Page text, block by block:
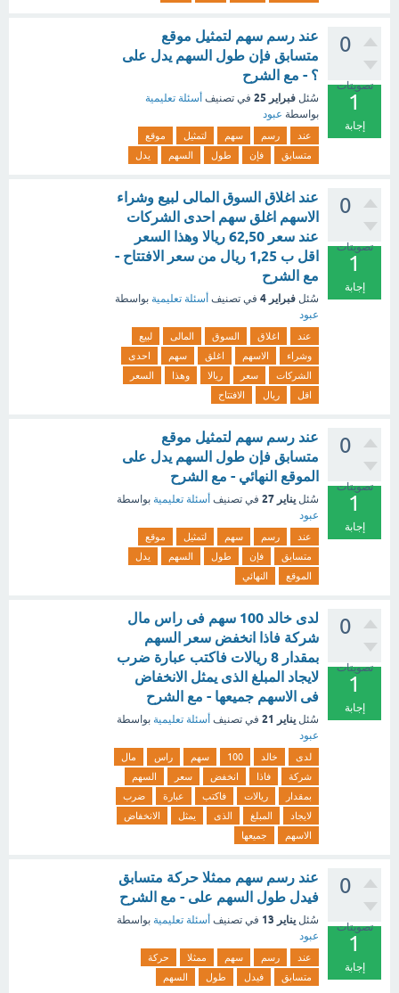
0
تصويتات
1
إجابة
عند رسم سهم لتمثيل موقع
متسابق فإن طول السهم يدل على
؟ - مع الشرح
سُئل فبراير 25 في تصنيف أسئلة تعليمية
بواسطة عبود
عند رسم سهم لتمثيل
موقع
متسابق
فإن طول السهم يدل
0
تصويتات
1
إجابة
عند اغلاق السوق المالى لبيع وشراء
الاسهم اغلق سهم احدى الشركات
عند سعر 62,50 ريالا وهذا السعر
اقل ب 1,25 ريال من سعر الافتتاح -
مع الشرح
سُئل فبراير 4 في تصنيف أسئلة تعليمية بواسطة
عبود
عند اغلاق السوق المالى
لبيع
وشراء
الاسهم اغلق سهم
احدى
الشركات
سعر ريالا وهذا
السعر
اقل
ريال الافتتاح
0
تصويتات
1
إجابة
عند رسم سهم لتمثيل موقع
متسابق فإن طول السهم يدل على
الموقع النهائي - مع الشرح
سُئل يناير 27 في تصنيف أسئلة تعليمية بواسطة
عبود
عند رسم سهم لتمثيل
موقع
متسابق
فإن طول السهم
يدل
الموقع
النهائي
0
تصويتات
1
إجابة
لدى خالد 100 سهم فى راس مال
شركة فاذا انخفض سعر السهم
بمقدار 8 ريالات فاكتب عبارة ضرب
لايجاد المبلغ الذى يمثل الانخفاض
فى الاسهم جميعها - مع الشرح
سُئل يناير 21 في تصنيف أسئلة تعليمية بواسطة
عبود
لدى خالد 100 سهم راس
مال
شركة
فاذا انخفض سعر
السهم
بمقدار
ريالات فاكتب عبارة
ضرب
لايجاد
المبلغ الذى يمثل
الانخفاض
الاسهم
جميعها
0
تصويتات
1
إجابة
عند رسم سهم ممثلا حركة متسابق
فيدل طول السهم على - مع الشرح
سُئل يناير 13 في تصنيف أسئلة تعليمية بواسطة
عبود
عند رسم سهم ممثلا
حركة
متسابق
فيدل طول السهم